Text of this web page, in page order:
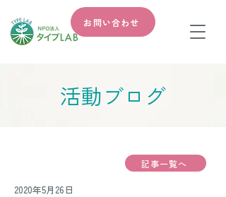
お問い合わせ
​活動ブログ
記事一覧へ
2020年5月26日